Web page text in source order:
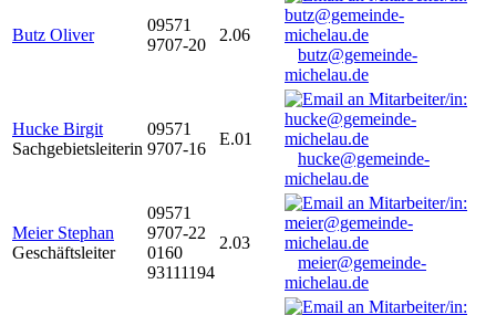
Butz Oliver
09571
9707-20
2.06
butz@gemeinde-
michelau.de
Hucke Birgit
Sachgebietsleiterin
09571
9707-16
E.01
hucke@gemeinde-
michelau.de
Meier Stephan
Geschäftsleiter
09571
9707-22
0160
93111194
2.03
meier@gemeinde-
michelau.de